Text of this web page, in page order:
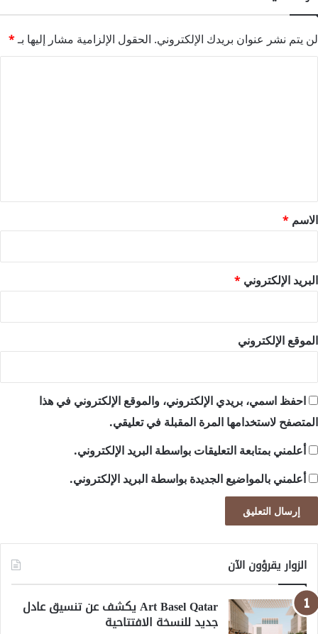
لن يتم نشر عنوان بريدك الإلكتروني. الحقول الإلزامية مشار إليها بـ*
*
الاسم *
البريد الإلكتروني *
الموقع الإلكتروني
احفظ اسمي، بريدي الإلكتروني، والموقع الإلكتروني في هذا
المتصفح لاستخدامها المرة المقبلة في تعليقي.
أعلمني بمتابعة التعليقات بواسطة البريد الإلكتروني.
أعلمني بالمواضيع الجديدة بواسطة البريد الإلكتروني.
الزوار يقرؤون الآن
Art Basel Qatar يكشف عن تنسيق عادل
جديد للنسخة الافتتاحية